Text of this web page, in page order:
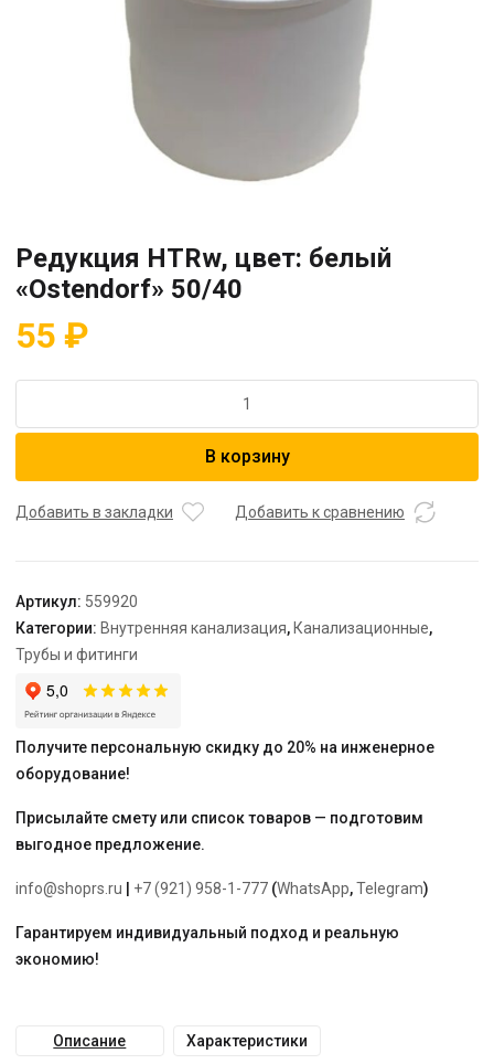
Редукция HTRw, цвет: белый
«Ostendorf» 50/40
55 ₽
Редукция
белый
В корзину
Добавить в закладки Добавить к сравнению
Артикул: 559920
Категории: Внутренняя канализация, Канализационные,
Трубы и фитинги
Получите персональную скидку до 20% на инженерное
оборудование!
Присылайте смету или список товаров — подготовим
выгодное предложение.
info@shoprs.ru +7 (921) 958-1-777 (WhatsApp,Telegram)
Гарантируем индивидуальный подход и реальную
экономию!
Описание Характеристики